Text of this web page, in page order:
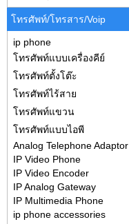
โทรศัพท์/โทรสาร/Voip
ip phone
โทรศัพท์แบบเครื่องคีย์
โทรศัพท์ตั้งโต๊ะ
โทรศัพท์ไร้สาย
โทรศัพท์แขวน
โทรศัพท์แบบไอพี
Analog Telephone Adaptor
IP Video Phone
IP Video Encoder
IP Analog Gateway
IP Multimedia Phone
ip phone accessories